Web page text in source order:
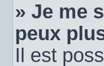
» Je me
peux
Il est